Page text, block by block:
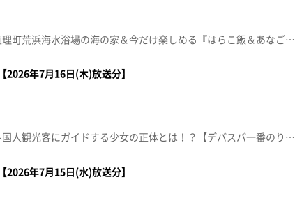
【龍ちゃんの突撃！生中継】亘理町荒浜海水浴場の海の家＆今だけ楽しめる『はらこ飯＆あなご飯』を紹介します。【デパスパ一番のり！】藤崎から生中継【ナマなキッチン】人気店パティシエが家庭で出来る本格スイーツを紹介「桃とラズベリーの杏仁プリン」鈴木 貴行パティシエムッシュ マスノ アルパジョン石巻総本店【住所】石巻市恵み野4丁目1-5【電話番号】0225-25-6950【営業時間】9:30～19:00 年中無休【突撃！生中継】ウジエスーパー 利府店【住所】利府町利府字新神明前16番地【営業時間】9:00～22:00【電話番号】022-349-0935【本間ちゃん流方言五七五】これであなたも方言の達人！？知って納得、聞いて爆笑！？今から使える方言の“ツウ”な言い回しを教えちゃいます※紹介した催事等は終了している場合があります。※紹介した商品等は取り扱いが終了している場合があります。
2026年7月16日(木)放送分】
【みやぎスゴキッズ】松島で外国人観光客にガイドする少女の正体とは！？【デパスパ一番のり！】ザ・モール仙台長町から生中継！【ナマなキッチン】「うな玉丼とろろ掛け」ホテルメトロポリタン仙台 日本料理・鉄板焼「はや瀬」 料理長 木村浩一【本間ちゃん流方言五七五】これであなたも方言の達人！？知って納得、聞いて爆笑！？今から使える方言の“ツウ”な言い回しを教えちゃいます。※紹介した催事等は終了している場合があります。※紹介した商品等は取り扱いが終了している場合があります。
2026年7月15日(水)放送分】